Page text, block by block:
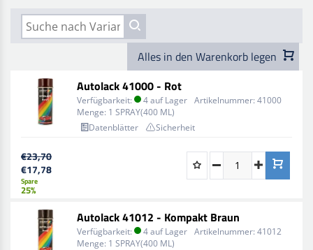
Alles in den Warenkorb legen
Autolack 41000 - Rot
Verfügbarkeit: 4 auf Lager Artikelnummer: 41000
Menge: 1 SPRAY(400 ML)
Datenblätter
Sicherheit
€23,70
€17,78
Spare
25%
Autolack 41012 - Kompakt Braun
Verfügbarkeit: 4 auf Lager Artikelnummer: 41012
Menge: 1 SPRAY(400 ML)